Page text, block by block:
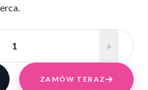
+
ZAMÓW TERAZ